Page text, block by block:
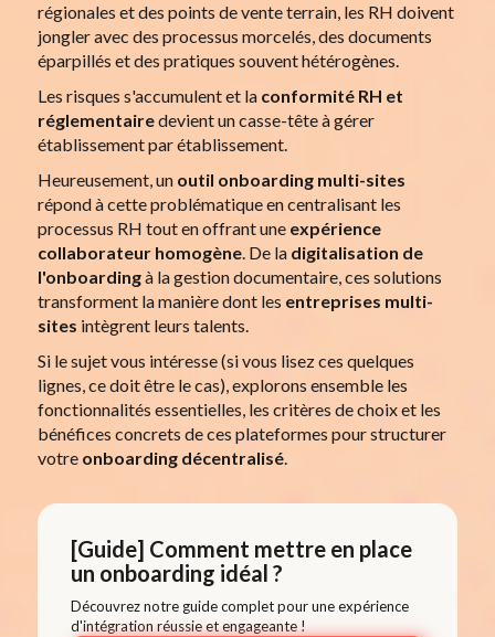
régionales et des points de vente terrain, les RH doivent
jongler avec des processus morcelés, des documents
éparpillés et des pratiques souvent hétérogènes.
Les risques s'accumulent et la conformité RH et
réglementairedevient un casse-tête à gérer
établissement par établissement.
Heureusement, un outil onboarding multi-sites
répond à cette problématique en centralisant les
processus RH tout en offrant une expérience
collaborateur homogène. De la digitalisation de
l'onboardingà la gestion documentaire, ces solutions
transforment la manière dont les entreprises multi-
sites intègrent leurs talents.
Si le sujet vous intéresse (si vous lisez ces quelques
lignes, ce doit être le cas), explorons ensemble les
fonctionnalités essentielles, les critères de choix et les
bénéfices concrets de ces plateformes pour structurer
votre onboarding décentralisé.
[Guide] Comment mettre en place
un onboarding idéal ?
Découvrez notre guide complet pour une expérience
d'intégration réussie et engageante !